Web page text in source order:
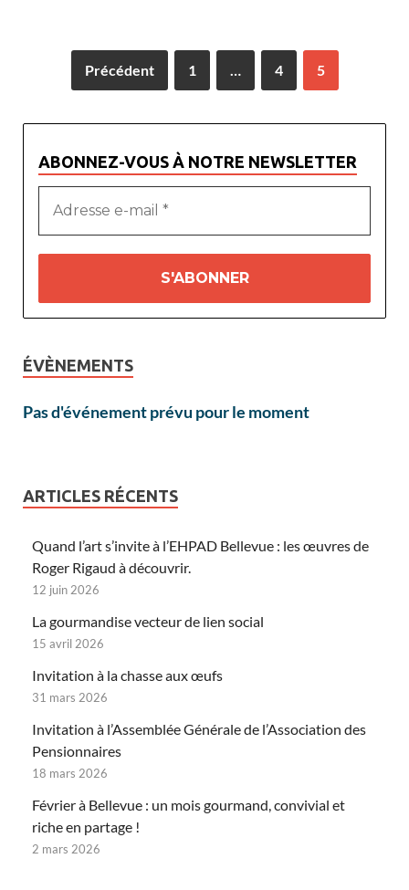
Précédent 1 … 4 5
ABONNEZ-VOUS À NOTRE NEWSLETTER
ÉVÈNEMENTS
Pas d'événement prévu pour le moment
ARTICLES RÉCENTS
Quand l’art s’invite à l’EHPAD Bellevue : les œuvres de
Roger Rigaud à découvrir.
12 juin 2026
La gourmandise vecteur de lien social
15 avril 2026
Invitation à la chasse aux œufs
31 mars 2026
Invitation à l’Assemblée Générale de l’Association des
Pensionnaires
18 mars 2026
Février à Bellevue : un mois gourmand, convivial et
riche en partage !
2 mars 2026